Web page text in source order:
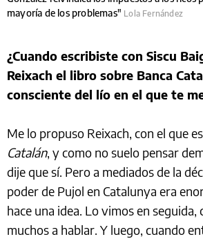
mayoría de los problemas" Lola Fernández
¿Cuando escribiste con Siscu
Reixach el libro sobre Banca
consciente del lío en el que te
Me lo propuso Reixach, con el que
Catalán, y como no suelo pensar
dije que sí. Pero a mediados de la
poder de Pujol en Catalunya era
hace una idea. Lo vimos en seguida,
muchos a hablar. Y luego, cuando